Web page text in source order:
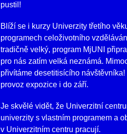
pustil!
Blíží se i kurzy Univerzity třetího
programech celoživotního
tradičně velký, program MjUNI
pro nás zatím velká neznámá.
přivítáme desetitisícího
provoz expozice i do září.
Je skvělé vidět, že Univerzitní
univerzity s vlastním programem a
v Univerzitním centru pracují.